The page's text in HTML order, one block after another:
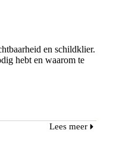
en schildklier.
hebt en waarom te
Lees meer